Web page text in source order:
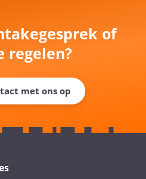
of
regelen?
met ons op